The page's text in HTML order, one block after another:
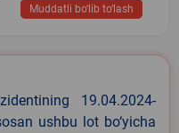
Muddatli bo‘lib to‘lash
19.04.2024-
ushbu lot bo‘yicha